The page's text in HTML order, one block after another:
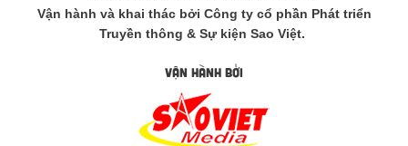
Vận hành và khai thác bởi Công ty cổ phần Phát triển
Truyền thông & Sự kiện Sao Việt.
VẬN HÀNH BỞI